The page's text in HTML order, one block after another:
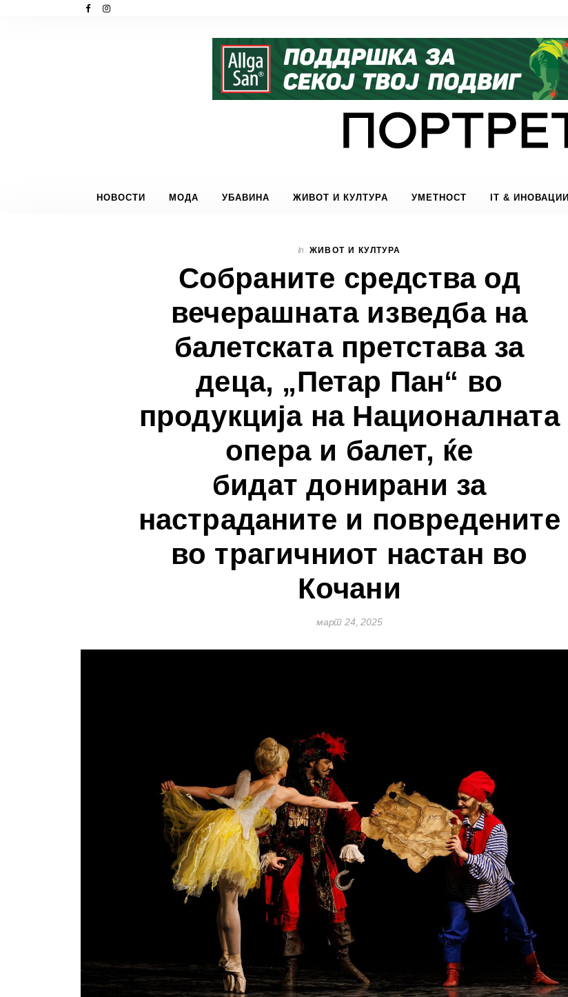
НОВОСТИ МОДА УБАВИНА ЖИВОТ И КУЛТУРА УМЕТНОСТ IT & ИНОВАЦИИ
In ЖИВОТ И КУЛТУРА
Собраните средства од
вечерашната изведба на
балетската претстава за
деца, „Петар Пан“ во
продукција на Националната
опера и балет, ќе
бидат донирани за
настраданите и повредените
во трагичниот настан во
Кочани
март 24, 2025